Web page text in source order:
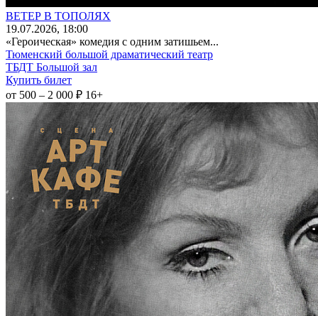
ВЕТЕР В ТОПОЛЯХ
19.07.2026, 18:00
«Героическая» комедия с одним затишьем...
Тюменский большой драматический театр
ТБДТ Большой зал
Купить билет
от 500 – 2 000 ₽ 16+